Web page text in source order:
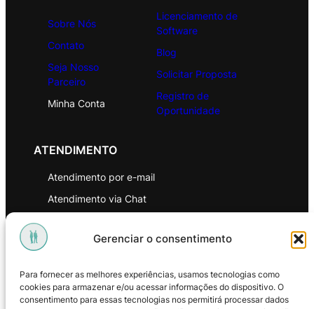
Gerenciar o consentimento
Para fornecer as melhores experiências, usamos tecnologias como
cookies para armazenar e/ou acessar informações do dispositivo. O
consentimento para essas tecnologias nos permitirá processar dados
Sobre Nós
Contato
Seja Nosso
Parceiro
Minha Conta
Licenciamento de
Software
Blog
Solicitar Proposta
Registro de
Oportunidade
ATENDIMENTO
Atendimento por e-mail
Atendimento via Chat
Política de Privacidade